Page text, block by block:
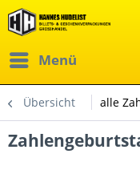
Menü
Übersicht alle